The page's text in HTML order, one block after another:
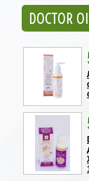
DOCTOR